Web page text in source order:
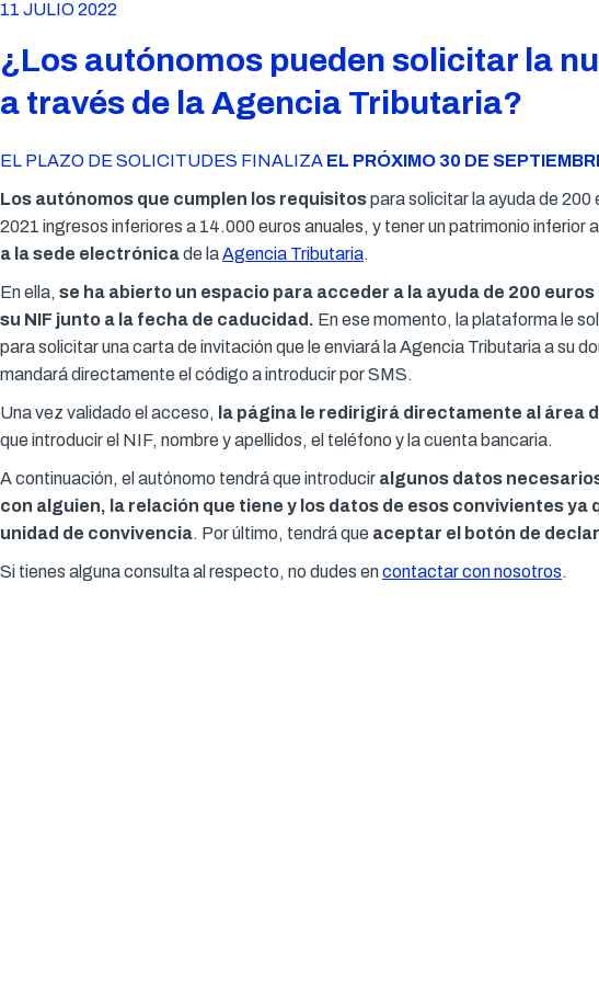
11 JULIO 2022
¿Los autónomos pueden solicitar la
a través de la Agencia Tributaria?
EL PLAZO DE SOLICITUDES FINALIZA EL PRÓXIMO 30 DE
Los autónomos que cumplen los requisitospara solicitar la ayuda de
2021 ingresos inferiores a 14.000 euros anuales, y tener un patrimonio inferior
a la sede electrónicade laAgencia Tributaria.
En ella, se ha abierto un espacio para acceder a la ayuda de 200
su NIF junto a la fecha de caducidad. En ese momento, la plataforma le
para solicitar una carta de invitación que le enviará la Agencia Tributaria a su
mandará directamente el código a introducir por SMS.
Una vez validado el acceso, la página le redirigirá directamente al área
que introducir el NIF, nombre y apellidos, el teléfono y la cuenta bancaria.
A continuación, el autónomo tendrá que introducir algunos datos
con alguien, la relación que tiene y los datos de esos convivientes ya
unidad de convivencia. Por último, tendrá que aceptar el botón de
Si tienes alguna consulta al respecto, no dudes encontactar con nosotros.